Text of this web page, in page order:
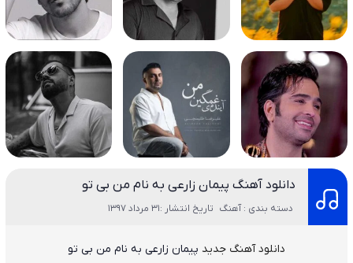
دانلود آهنگ پیمان زارعی به نام من بی تو
دسته بندی : آهنگ تاریخ انتشار :31 مرداد 1397
دانلود آهنگ جدید پیمان زارعی به نام من بی تو